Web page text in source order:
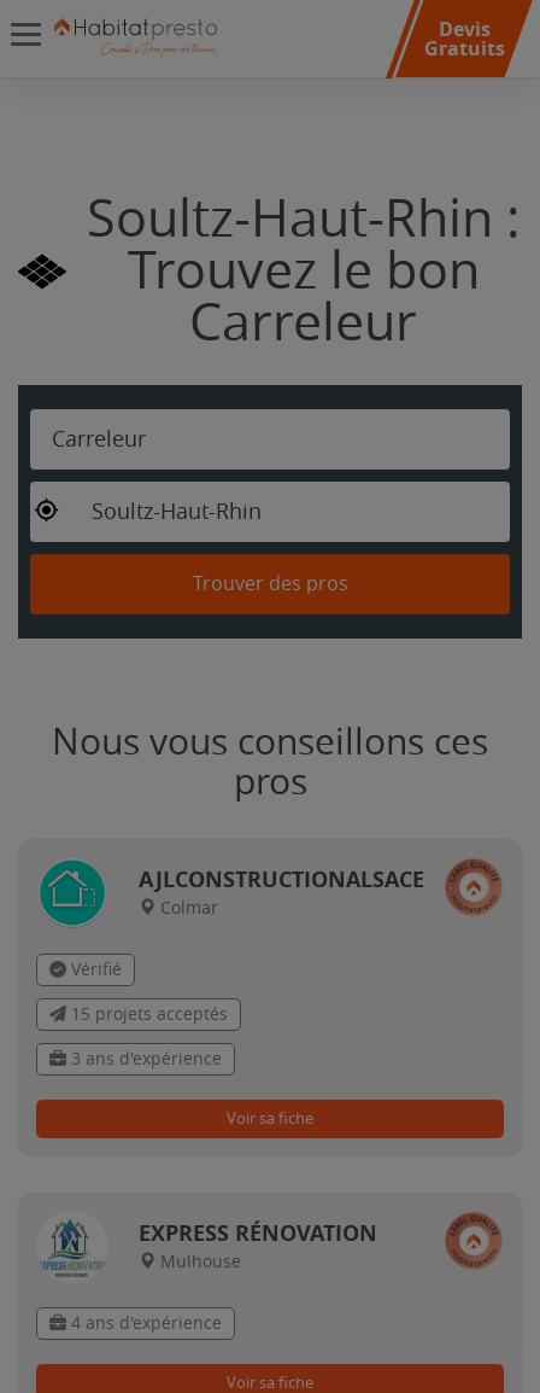
Devis
Gratuits
Soultz-Haut-Rhin :
Trouvez le bon
Carreleur
Carreleur
Soultz-Haut-Rhin
Trouver des pros
Nous vous conseillons ces
pros
AJLCONSTRUCTIONALSACE
Colmar
Vérifié
15 projets acceptés
3 ans d'expérience
Voir sa fiche
EXPRESS RÉNOVATION
Mulhouse
4 ans d'expérience
Voir sa fiche